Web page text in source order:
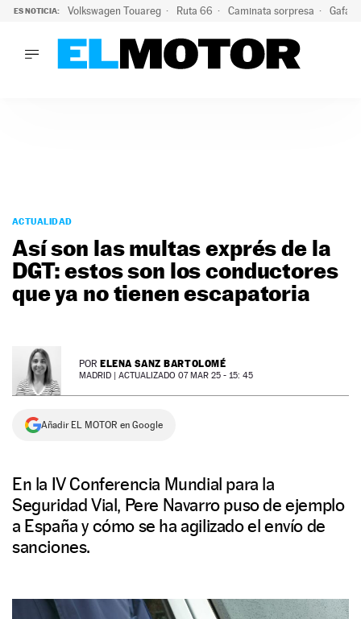
ES NOTICIA: Volkswagen Touareg Ruta 66 Caminata sorpresa Gafas
PODCAST
MOTOS
TECNOLOGÍA
MOTORTV
SERVICIOS
NEWSLETTER
SÍGUENOS
ACTUALIDAD
Así son las multas exprés de la
DGT: estos son los conductores
que ya no tienen escapatoria
POR ELENA SANZ BARTOLOMÉ
MADRID | ACTUALIZADO 07 MAR 25 - 15: 45
Añadir EL MOTOR en Google
En la IV Conferencia Mundial para la
Seguridad Vial, Pere Navarro puso de ejemplo
a España y cómo se ha agilizado el envío de
sanciones.